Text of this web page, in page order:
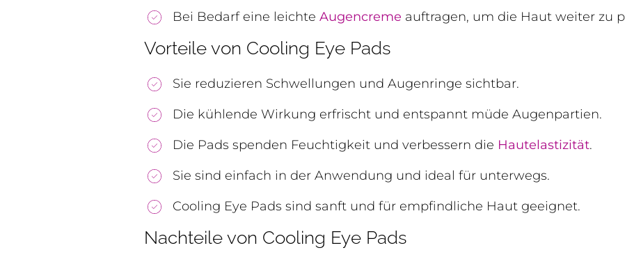
Bei Bedarf eine leichte Augencreme auftragen, um die Haut weiter zu
Vorteile von Cooling Eye Pads
Sie reduzieren Schwellungen und Augenringe sichtbar.
Die kühlende Wirkung erfrischt und entspannt müde Augenpartien.
Die Pads spenden Feuchtigkeit und verbessern die Hautelastizität.
Sie sind einfach in der Anwendung und ideal für unterwegs.
Cooling Eye Pads sind sanft und für empfindliche Haut geeignet.
Nachteile von Cooling Eye Pads